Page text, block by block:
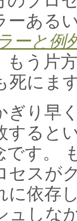
ーある
ーと例
もう片
死にま
ぎり早
すると
です。
セスが
に依存
ュしな